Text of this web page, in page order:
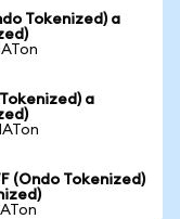
Tokenized) a
a
(Ondo Tokenized)